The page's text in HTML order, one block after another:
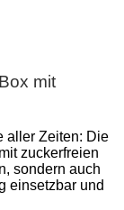
mit
aller Zeiten: Die
zuckerfreien
sondern auch
einsetzbar und